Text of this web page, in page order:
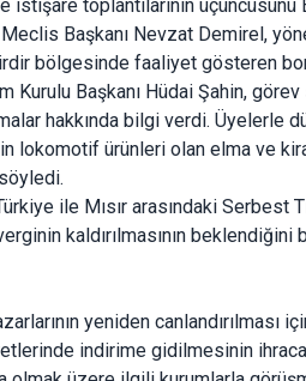
toplantılarının
Başkanı Nevzat Demirel,
bölgesinde faaliyet gösteren
Kurulu Başkanı Hüdai Şahin,
hakkında bilgi verdi. Üyelerle
ürünleri olan elma ve
ile Mısır arasındaki Serbest
kaldırılmasının
yeniden canlandırılması
indirime gidilmesinin